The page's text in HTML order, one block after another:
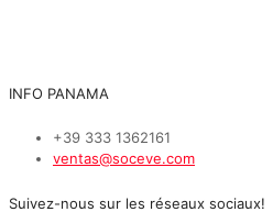
INFO PANAMA
+39 333 1362161
ventas@soceve.com
Suivez-nous sur les réseaux sociaux!